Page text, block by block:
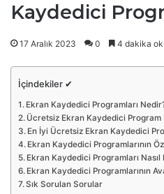
Kaydedici
17 Aralık 2023 0 4 dakika
İçindekiler ✔
Ekran Kaydedici Programları
Ücretsiz Ekran Kaydedici Program
En İyi Ücretsiz Ekran Kaydedici
Ekran Kaydedici Programlarının
Ekran Kaydedici Programları Nasıl
Ekran Kaydedici Programlarının
Sık Sorulan Sorular